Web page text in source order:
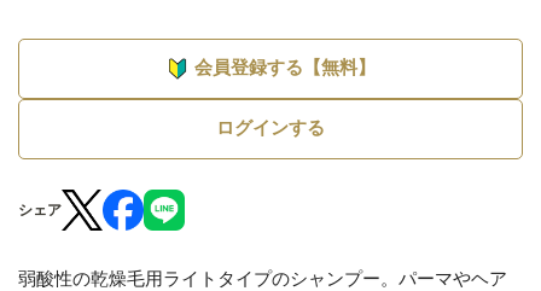
会員登録する【無料】
ログインする
シェア
弱酸性の乾燥毛用ライトタイプのシャンプー。パーマやヘア